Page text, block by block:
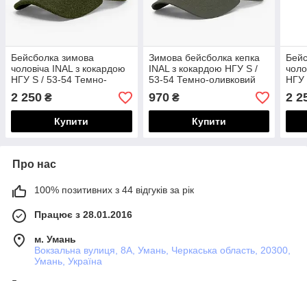
Бейсболка зимова
чоловіча INAL з кокардою
НГУ S / 53-54 Темно-
оливковий 19453
2 250 ₴
Купити
Зимова бейсболка кепка
INAL з кокардою НГУ S /
53-54 Темно-оливковий
322653
970₴
Купити
НГУ
2
Про нас
100% позитивних з 44 відгуків за рік
Працює з 28.01.2016
м. Умань
Вокзальна вулиця, 8А, Умань, Черкаська область, 20300,
Умань, Україна